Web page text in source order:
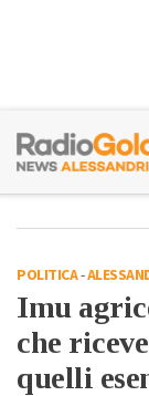
POLITICA-
Imu
che
quelli